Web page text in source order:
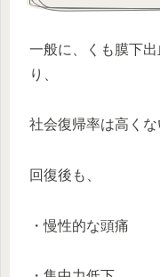
一般に、くも膜下出
り、
社会復帰率は高くな
回復後も、
・慢性的な頭痛